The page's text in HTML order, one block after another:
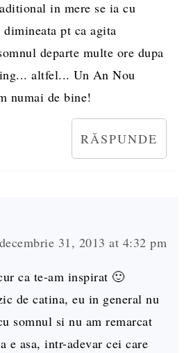
in mere se ia cu
pt ca agita
departe multe ore dupa
altfel... Un An Nou
numai de bine!
RĂSPUNDE
decembrie 31, 2013 at 4:32 pm
ca te-am inspirat 🙂
de catina, eu in general nu
somnul si nu am remarcat
e asa, intr-adevar cei care